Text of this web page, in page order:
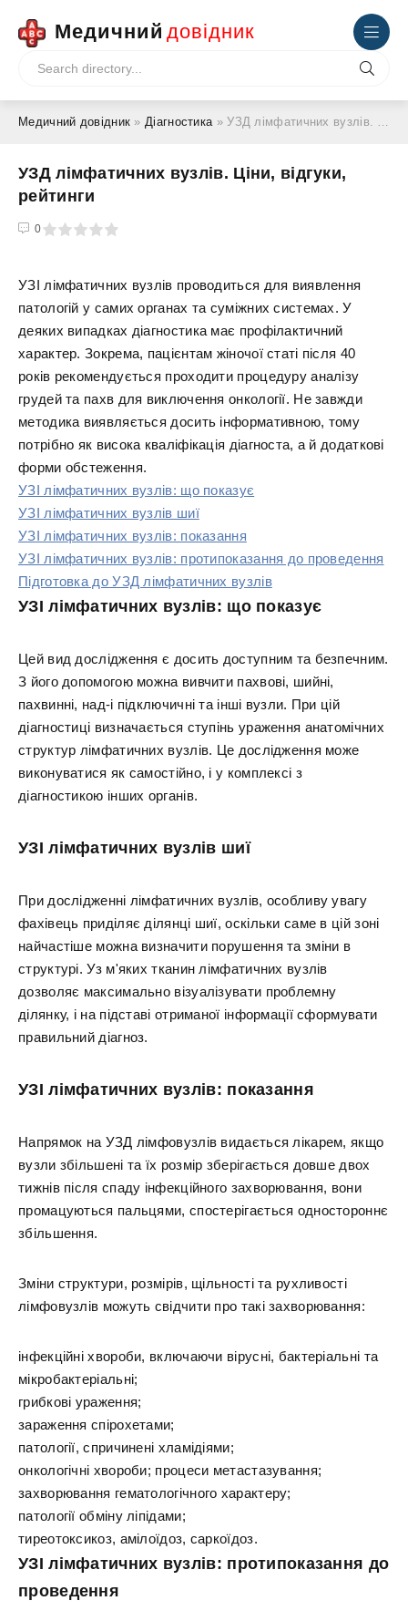
Медичний довідник
Медичний довідник »Діагностика» УЗД лімфатичних вузлів. Ціни, відгуки, рейтинги
УЗД лімфатичних вузлів. Ціни, відгуки,
рейтинги
0
5
УЗІ лімфатичних вузлів проводиться для виявлення
патологій у самих органах та суміжних системах. У
деяких випадках діагностика має профілактичний
характер. Зокрема, пацієнтам жіночої статі після 40
років рекомендується проходити процедуру аналізу
грудей та пахв для виключення онкології. Не завжди
методика виявляється досить інформативною, тому
потрібно як висока кваліфікація діагноста, а й додаткові
форми обстеження.
УЗІ лімфатичних вузлів: що показує
УЗІ лімфатичних вузлів шиї
УЗІ лімфатичних вузлів: показання
УЗІ лімфатичних вузлів: протипоказання до проведення
Підготовка до УЗД лімфатичних вузлів
УЗІ лімфатичних вузлів: що показує
Цей вид дослідження є досить доступним та безпечним.
З його допомогою можна вивчити пахвові, шийні,
пахвинні, над-і підключичні та інші вузли. При цій
діагностиці визначається ступінь ураження анатомічних
структур лімфатичних вузлів. Це дослідження може
виконуватися як самостійно, і у комплексі з
діагностикою інших органів.
УЗІ лімфатичних вузлів шиї
При дослідженні лімфатичних вузлів, особливу увагу
фахівець приділяє ділянці шиї, оскільки саме в цій зоні
найчастіше можна визначити порушення та зміни в
структурі. Уз м'яких тканин лімфатичних вузлів
дозволяє максимально візуалізувати проблемну
ділянку, і на підставі отриманої інформації сформувати
правильний діагноз.
УЗІ лімфатичних вузлів: показання
Напрямок на УЗД лімфовузлів видається лікарем, якщо
вузли збільшені та їх розмір зберігається довше двох
тижнів після спаду інфекційного захворювання, вони
промацуються пальцями, спостерігається одностороннє
збільшення.
Зміни структури, розмірів, щільності та рухливості
лімфовузлів можуть свідчити про такі захворювання:
інфекційні хвороби, включаючи вірусні, бактеріальні та
мікробактеріальні;
грибкові ураження;
зараження спірохетами;
патології, спричинені хламідіями;
онкологічні хвороби; процеси метастазування;
захворювання гематологічного характеру;
патології обміну ліпідами;
тиреотоксикоз, амілоїдоз, саркоїдоз.
УЗІ лімфатичних вузлів: протипоказання до
проведення